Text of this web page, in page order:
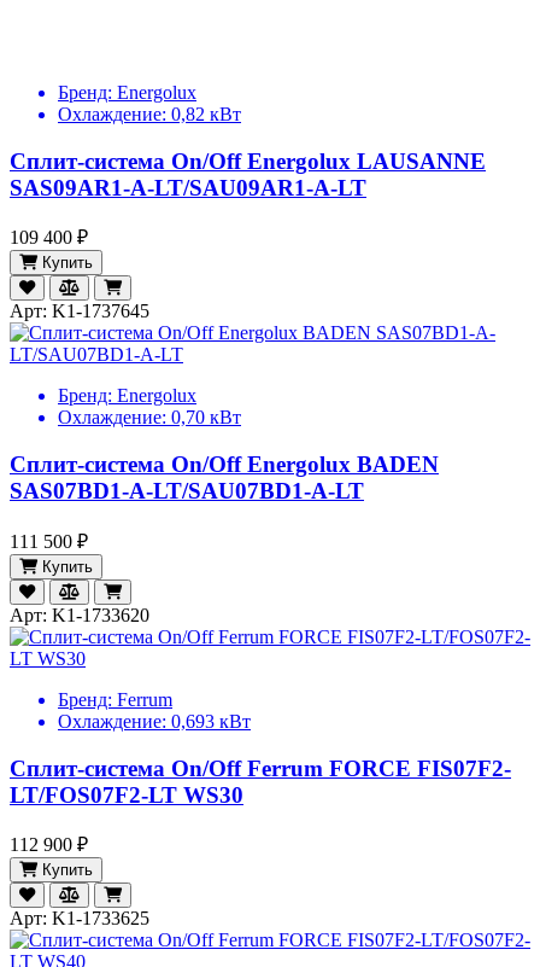
Бренд: Energolux
Охлаждение: 0,82 кВт
Сплит-система On/Off Energolux LAUSANNE
SAS09AR1-A-LT/SAU09AR1-A-LT
109 400 ₽
Купить
Арт: K1-1737645
Бренд: Energolux
Охлаждение: 0,70 кВт
Сплит-система On/Off Energolux BADEN
SAS07BD1-A-LT/SAU07BD1-A-LT
111 500 ₽
Купить
Арт: K1-1733620
Бренд: Ferrum
Охлаждение: 0,693 кВт
Сплит-система On/Off Ferrum FORCE FIS07F2-
LT/FOS07F2-LT WS30
112 900 ₽
Купить
Арт: K1-1733625